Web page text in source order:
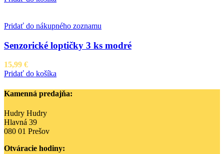
Pridať do nákupného zoznamu
Senzorické loptičky 3 ks modré
15,99 €
Pridať do košíka
Kamenná predajňa:
Hudry Hudry
Hlavná 39
080 01 Prešov
Otváracie hodiny: